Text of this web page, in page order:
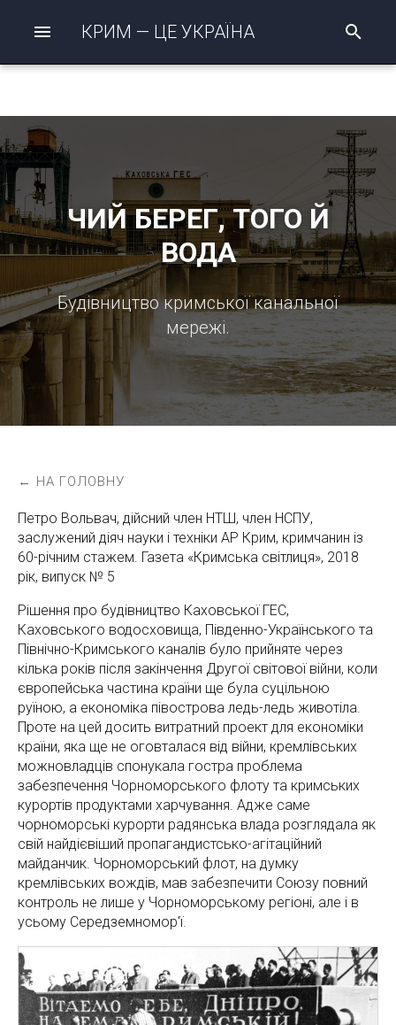
КРИМ — ЦЕ УКРАЇНА
о
о
з
п
о
ч
а
т
о
ЧИЙ БЕРЕГ, ТОГО Й
ВОДА
Будівництво кримської канальної
мережі.
← НА ГОЛОВНУ
Петро Вольвач, дійсний член НТШ, член НСПУ,
заслужений діяч науки і техніки АР Крим, кримчанин із
60-річним стажем. Газета «Кримська світлиця», 2018
рік, випуск № 5
Рішення про будівництво Каховської ГЕС,
Каховського водосховища, Південно-Українського та
Північно-Кримського каналів було прийняте через
кілька років після закінчення Другої світової війни, коли
європейська частина країни ще була суцільною
руїною, а економіка півострова ледь-ледь животіла.
Проте на цей досить витратний проект для економіки
країни, яка ще не оговталася від війни, кремлівських
можновладців спонукала гостра проблема
забезпечення Чорноморського флоту та кримських
курортів продуктами харчування. Адже саме
чорноморські курорти радянська влада розглядала як
свій найдієвіший пропагандистсько-агітаційний
майданчик. Чорноморський флот, на думку
кремлівських вождів, мав забезпечити Союзу повний
контроль не лише у Чорноморському регіоні, але і в
усьому Середземномор'ї.